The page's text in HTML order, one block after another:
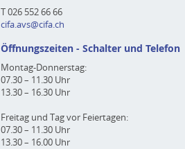
T 026 552 66 66
cifa.avs@cifa.ch
Öffnungszeiten - Schalter und Telefon
Montag-Donnerstag:
07.30 – 11.30 Uhr
13.30 – 16.30 Uhr
Freitag und Tag vor Feiertagen:
07.30 – 11.30 Uhr
13.30 – 16.00 Uhr